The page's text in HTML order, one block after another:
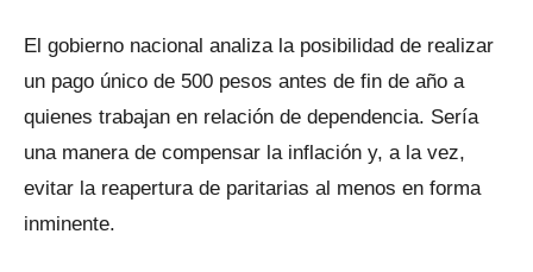
El gobierno nacional analiza la posibilidad de realizar
un pago único de 500 pesos antes de fin de año a
quienes trabajan en relación de dependencia. Sería
una manera de compensar la inflación y, a la vez,
evitar la reapertura de paritarias al menos en forma
inminente.